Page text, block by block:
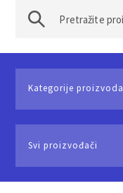
Kategorije proizvoda
Svi proizvođači